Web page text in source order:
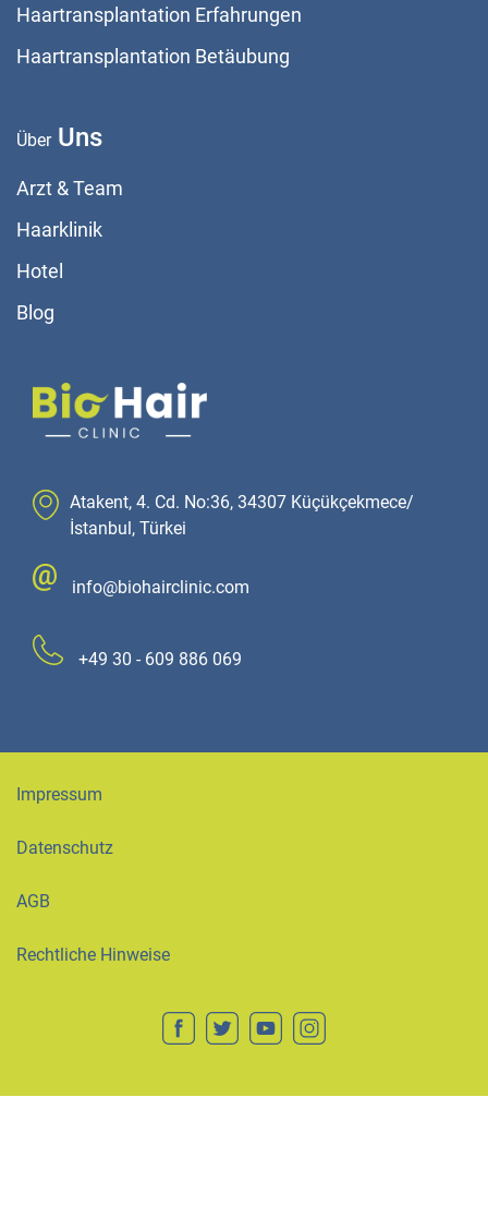
Haartransplantation Erfahrungen
Haartransplantation Betäubung
ÜberUns
Arzt & Team
Haarklinik
Hotel
Blog
Atakent, 4. Cd. No:36, 34307 Küçükçekmece/
İstanbul, Türkei
info@biohairclinic.com
+49 30 - 609 886 069
Impressum
Datenschutz
AGB
Rechtliche Hinweise